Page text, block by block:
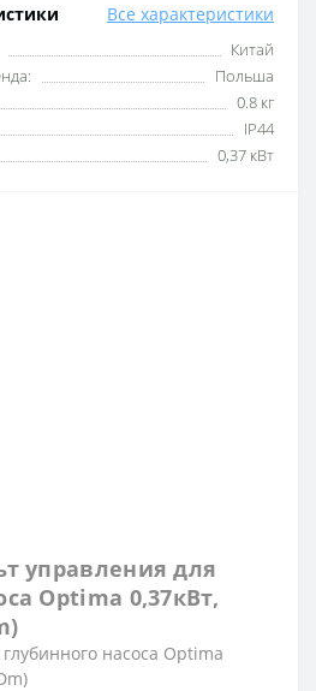
Все характеристики
Китай
Польша
0.8 кг
IP44
0,37 кВт
управления для
Optima 0,37кВт,
насоса Optima